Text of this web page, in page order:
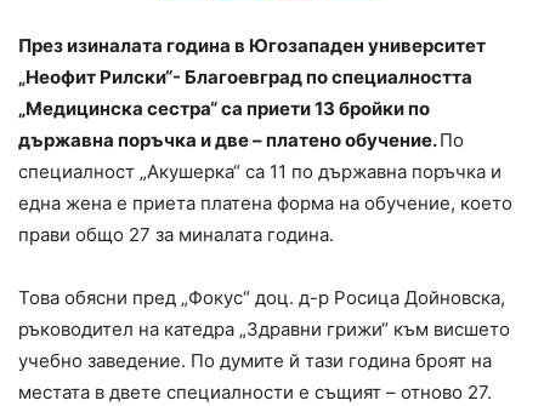
През изиналата година в Югозападен университет
„Неофит Рилски“- Благоевград по специалността
„Медицинска сестра“ са приети 13 бройки по
държавна поръчка и две – платено обучение.По
специалност „Акушерка“ са 11 по държавна поръчка и
една жена е приета платена форма на обучение, което
прави общо 27 за миналата година.
Това обясни пред „Фокус“ доц. д-р Росица Дойновска,
ръководител на катедра „Здравни грижи“ към висшето
учебно заведение. По думите й тази година броят на
местата в двете специалности е същият – отново 27.